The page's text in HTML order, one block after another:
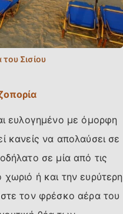
ευλογημένο με όμορφη
κανείς να απολαύσει σε
σε μία από τις
ή και την ευρύτερη
τον φρέσκο αέρα του